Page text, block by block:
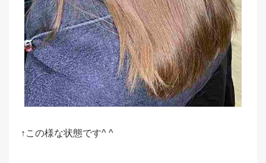
↑この様な状態です^ ^